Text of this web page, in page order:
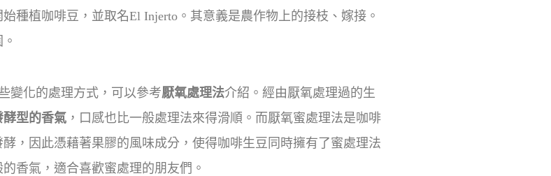
種植咖啡豆，並取名El Injerto。其意義是農作物上的接枝、嫁接。
變化的處理方式，可以參考厭氧處理法介紹。經由厭氧處理過的生
型的香氣 ，口感也比一般處理法來得滑順。而厭氧蜜處理法是咖啡
，因此憑藉著果膠的風味成分，使得咖啡生豆同時擁有了蜜處理法
香氣，適合喜歡蜜處理的朋友們。